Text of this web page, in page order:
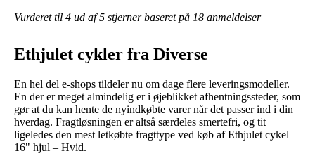
Vurderet til 4 ud af 5 stjerner baseret på 18 anmeldelser
Ethjulet cykler fra Diverse
En hel del e-shops tildeler nu om dage flere leveringsmodeller.
En der er meget almindelig er i øjeblikket afhentningssteder, som
gør at du kan hente de nyindkøbte varer når det passer ind i din
hverdag. Fragtløsningen er altså særdeles smertefri, og tit
ligeledes den mest letkøbte fragttype ved køb af Ethjulet cykel
16" hjul – Hvid.